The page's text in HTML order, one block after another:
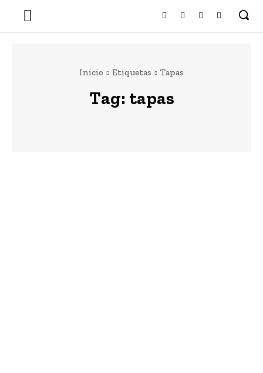
Inicio Etiquetas Tapas
Tag: tapas